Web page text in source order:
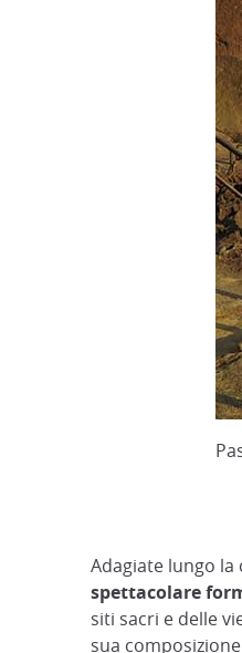
Adagiate lungo
spettacolare
siti sacri e delle
sua